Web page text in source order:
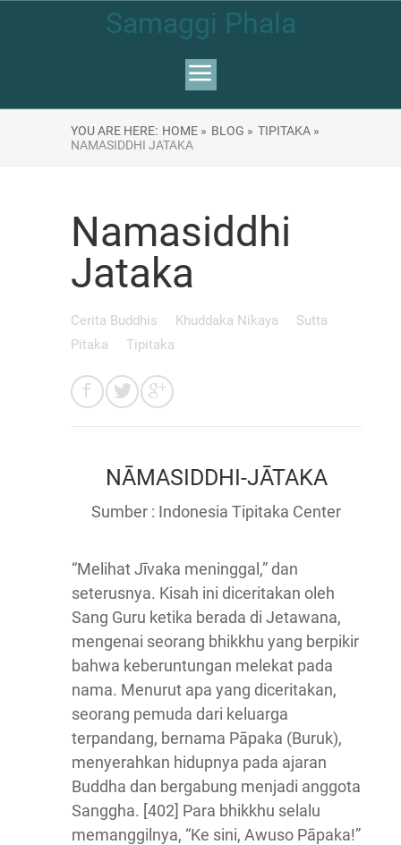
Samaggi Phala
YOU ARE HERE: HOME » BLOG » TIPITAKA »
NAMASIDDHI JATAKA
Namasiddhi
Jataka
Cerita Buddhis Khuddaka Nikaya
Sutta
Pitaka
Tipitaka
NĀMASIDDHI-JĀTAKA
Sumber : Indonesia Tipitaka Center
“Melihat Jīvaka meninggal,” dan
seterusnya. Kisah ini diceritakan oleh
Sang Guru ketika berada di Jetawana,
mengenai seorang bhikkhu yang berpikir
bahwa keberuntungan melekat pada
nama. Menurut apa yang diceritakan,
seorang pemuda dari keluarga
terpandang, bernama Pāpaka (Buruk),
menyerahkan hidupnya pada ajaran
Buddha dan bergabung menjadi anggota
Sanggha. [402] Para bhikkhu selalu
memanggilnya, “Ke sini, Awuso Pāpaka!”